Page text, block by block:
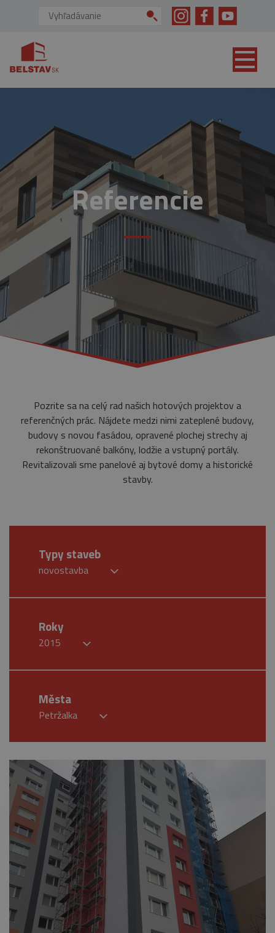
Vyhľadávanie:
Referencie
Pozrite sa na celý rad našich hotových projektov a
referenčných prác. Nájdete medzi nimi zateplené budovy,
budovy s novou fasádou, opravené plochej strechy aj
rekonštruované balkóny, lodžie a vstupný portály.
Revitalizovali sme panelové aj bytové domy a historické
stavby.
Typy staveb
novostavba
Roky
2015
Města
Petržalka